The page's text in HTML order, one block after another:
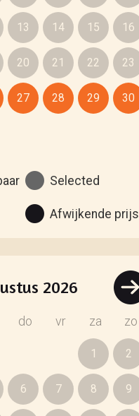
13 14 15 16
20 21 22 23
27 28 29 30
Selected
Afwijkende prijs
2026
do vr za zo
1 2
6 7 8 9